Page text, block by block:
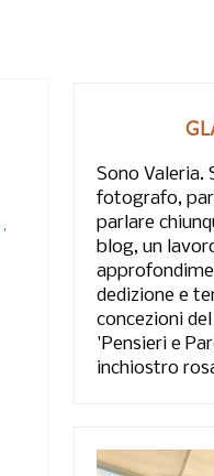
,
Sono Valeria.
fotografo,
parlare
blog, un
dedizione e
concezioni
'Pensieri e
inchiostro